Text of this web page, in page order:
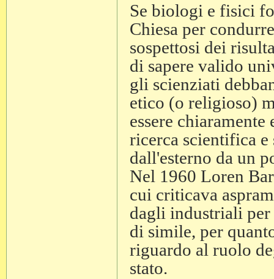
Se biologi e fisici
Chiesa per
sospettosi dei
di sapere valido
gli scienziati
etico (o religioso)
essere
ricerca scientifica
dall'esterno da un
Nel 1960 Loren
cui criticava
dagli industriali
di simile, per
riguardo al ruolo
stato.